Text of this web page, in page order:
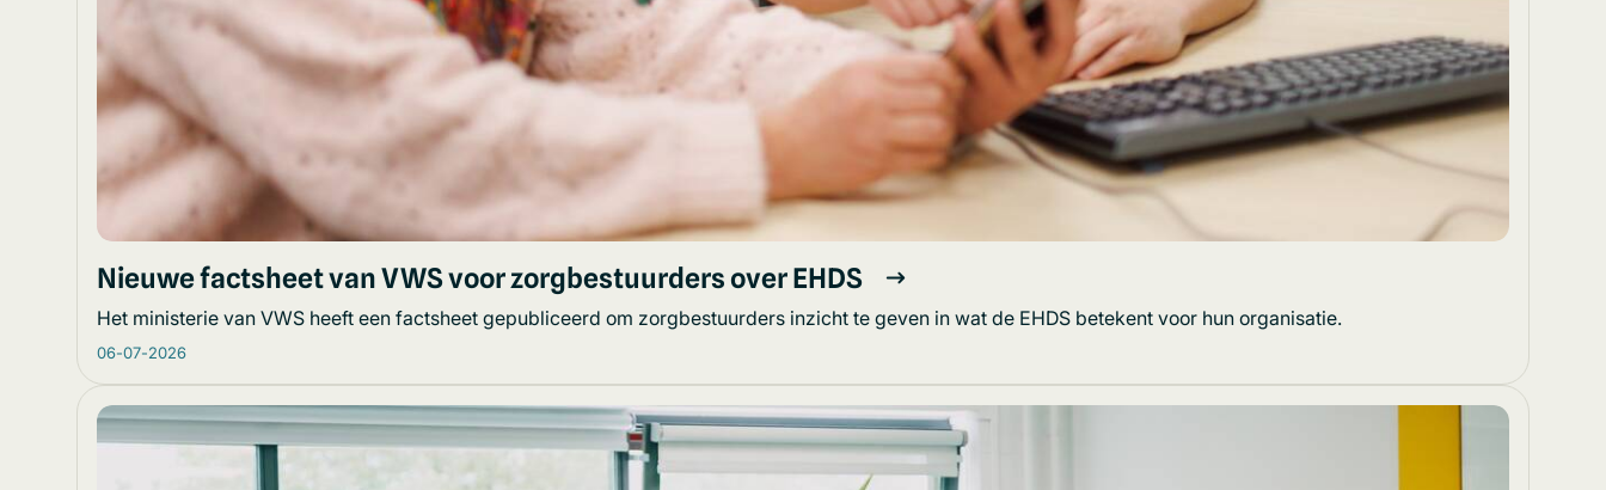
Nieuwe factsheet van VWS voor zorgbestuurders over EHDS
Het ministerie van VWS heeft een factsheet gepubliceerd om zorgbestuurders inzicht te geven in wat de EHDS betekent voor hun organisatie.
06-07-2026